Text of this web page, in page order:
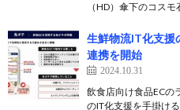
（HD）傘下のコス
生鮮物流IT化支援
連携を開始
2024.10.31
飲食店向け食品ECの
のIT化支援を手掛け